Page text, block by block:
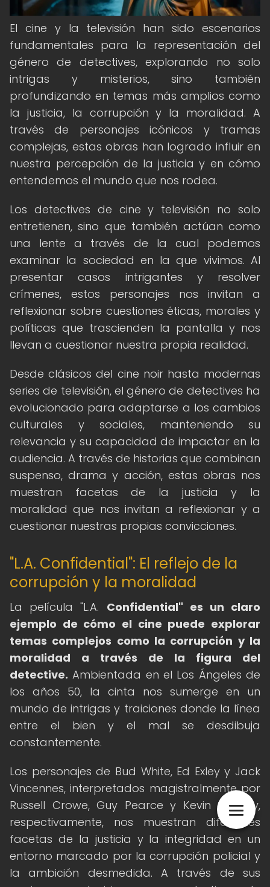
El cine y la televisión han sido escenarios
fundamentales para la representación del
género de detectives, explorando no solo
intrigas y misterios, sino también
profundizando en temas más amplios como
la justicia, la corrupción y la moralidad. A
través de personajes icónicos y tramas
complejas, estas obras han logrado influir en
nuestra percepción de la justicia y en cómo
entendemos el mundo que nos rodea.
Los detectives de cine y televisión no solo
entretienen, sino que también actúan como
una lente a través de la cual podemos
examinar la sociedad en la que vivimos. Al
presentar casos intrigantes y resolver
crímenes, estos personajes nos invitan a
reflexionar sobre cuestiones éticas, morales y
políticas que trascienden la pantalla y nos
llevan a cuestionar nuestra propia realidad.
Desde clásicos del cine noir hasta modernas
series de televisión, el género de detectives ha
evolucionado para adaptarse a los cambios
culturales y sociales, manteniendo su
relevancia y su capacidad de impactar en la
audiencia. A través de historias que combinan
suspenso, drama y acción, estas obras nos
muestran facetas de la justicia y la
moralidad que nos invitan a reflexionar y a
cuestionar nuestras propias convicciones.
"L.A. Confidential": El reflejo de la
corrupción y la moralidad
La película "L.A. Confidential" es un claro
ejemplo de cómo el cine puede explorar
temas complejos como la corrupción y la
moralidad a través de la figura del
detective. Ambientada en el Los Ángeles de
los años 50, la cinta nos sumerge en un
mundo de intrigas y traiciones donde la línea
entre el bien y el mal se desdibuja
constantemente.
Los personajes de Bud White, Ed Exley y Jack
Vincennes, interpretados magistralmente por
Russell Crowe, Guy Pearce y Kevin Spacey,
respectivamente, nos muestran diferentes
facetas de la justicia y la integridad en un
entorno marcado por la corrupción policial y
la ambición desmedida. A través de sus